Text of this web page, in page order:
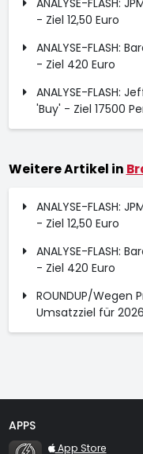
ANALYSE-FLASH:
- Ziel 12,50 Euro
ANALYSE-FLASH:
- Ziel 420 Euro
ANALYSE-FLASH:
'Buy' - Ziel 17500
Weitere Artikel in
ANALYSE-FLASH:
- Ziel 12,50 Euro
ANALYSE-FLASH:
- Ziel 420 Euro
ROUNDUP/Wegen
Umsatzziel für 2026
APPS
TraderFox Flash
App Store